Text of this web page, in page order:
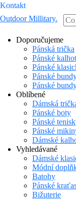
Kontakt
Outdoor Millitary.
Doporučujeme
Pánská trička
Pánské
Pánské
Pánské
Pánské
Oblíbené
Dámská
Pánské boty
Pánské
Pánské
Dámské
Vyhledávané
Dámské
Módní
Batohy
Pánské
Bižuterie